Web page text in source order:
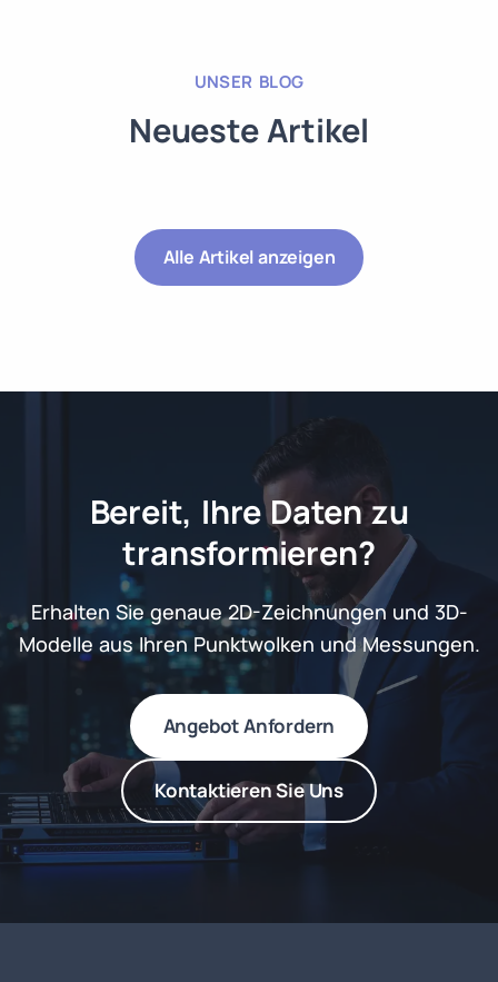
UNSER BLOG
Neueste Artikel
Alle Artikel anzeigen
Bereit, Ihre Daten zu
transformieren?
Erhalten Sie genaue 2D-Zeichnungen und 3D-
Modelle aus Ihren Punktwolken und Messungen.
Angebot Anfordern
Kontaktieren Sie Uns